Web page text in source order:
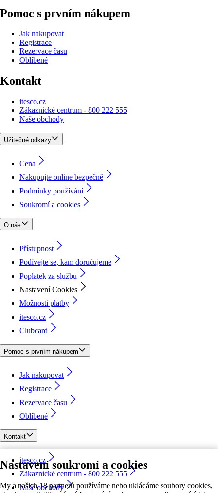
Nastavení soukromí a cookies
My a našich 18 partnerů používáme nebo ukládáme soubory cookies,
Pomoc s prvním nákupem
Jak nakupovat
Registrace
Rezervace času
Oblíbené
Kontakt
itesco.cz
Zákaznické centrum - 800 222 555
Naše obchody
Užitečné odkazy
Cena
Nakupujte online bezpečně
Podmínky používání
Soukromí a cookies
O nás
Přístupnost
Podívejte se, kam doručujeme
Poplatek za službu
Nastavení Cookies
Možnosti platby
itesco.cz
Clubcard
Pomoc s prvním nákupem
Jak nakupovat
Registrace
Rezervace času
Oblíbené
Kontakt
itesco.cz
Zákaznické centrum - 800 222 555
Naše obchody